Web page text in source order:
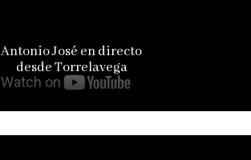
Antonio José en directo
desde Torrelavega